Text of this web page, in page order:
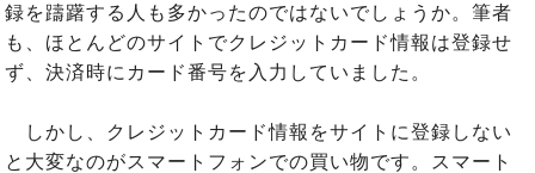
録を躊躇する人も多かったのではないでしょうか。筆者
も、ほとんどのサイトでクレジットカード情報は登録せ
ず、決済時にカード番号を入力していました。
しかし、クレジットカード情報をサイトに登録しない
と大変なのがスマートフォンでの買い物です。スマート